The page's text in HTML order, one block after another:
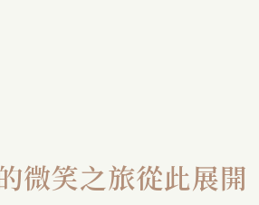
微笑之旅從此展開